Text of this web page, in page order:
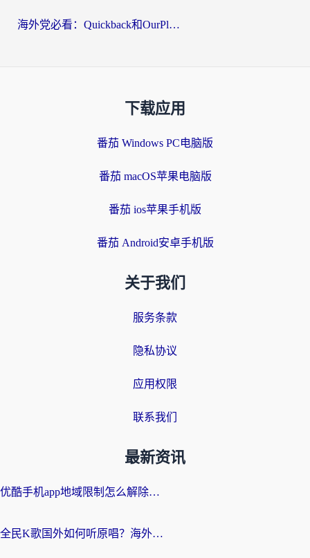
海外党必看：Quickback和OurPlay好用吗？3分钟选对回国加速器，无缝刷剧玩游戏
下载应用
番茄 Windows PC电脑版
番茄 macOS苹果电脑版
番茄 ios苹果手机版
番茄 Android安卓手机版
关于我们
服务条款
隐私协议
应用权限
联系我们
最新资讯
优酷手机app地域限制怎么解除？海外党亲测有效的追剧方案
全民K歌国外如何听原唱？海外党亲测有效的回国加速器选择指南